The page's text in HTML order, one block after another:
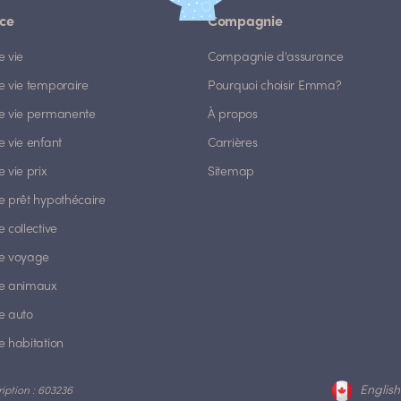
vie
vie temporaire
vie permanente
vie enfant
vie prix
prêt hypothécaire
collective
voyage
animaux
auto
habitation
Compagnie
Compagnie d'assurance
Pourquoi choisir Emma?
À propos
Carrières
Sitemap
: 603236 English